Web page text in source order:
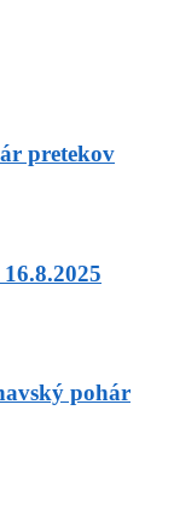
pretekov
pohár